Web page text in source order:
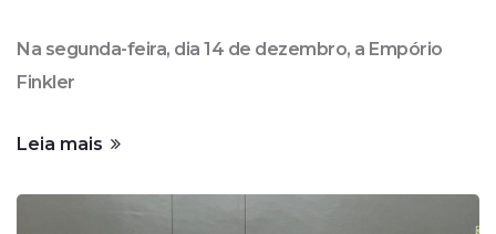
Na segunda-feira, dia 14 de dezembro, a Empório
Finkler
Leia mais